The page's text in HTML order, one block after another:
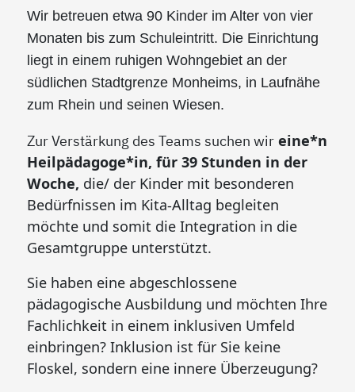
Wir betreuen etwa 90 Kinder im Alter von vier
Monaten bis zum Schuleintritt. Die Einrichtung
liegt in einem ruhigen Wohngebiet an der
südlichen Stadtgrenze Monheims, in Laufnähe
zum Rhein und seinen Wiesen.
Zur Verstärkung des Teams suchen wir eine*n
Heilpädagoge*in, für 39 Stunden in der
Woche, die/ der Kinder mit besonderen
Bedürfnissen im Kita-Alltag begleiten
möchte und somit die Integration in die
Gesamtgruppe unterstützt.
Sie haben eine abgeschlossene
pädagogische Ausbildung und möchten Ihre
Fachlichkeit in einem inklusiven Umfeld
einbringen? Inklusion ist für Sie keine
Floskel, sondern eine innere Überzeugung?